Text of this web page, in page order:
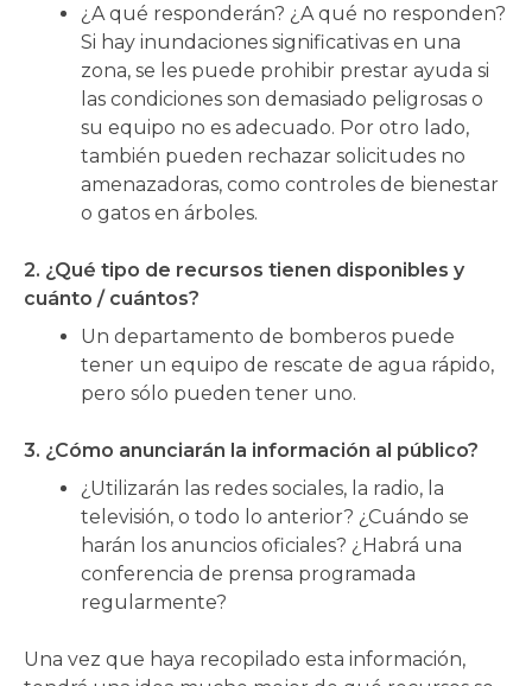
¿A qué responderán? ¿A qué no responden?
Si hay inundaciones significativas en una
zona, se les puede prohibir prestar ayuda si
las condiciones son demasiado peligrosas o
su equipo no es adecuado. Por otro lado,
también pueden rechazar solicitudes no
amenazadoras, como controles de bienestar
o gatos en árboles.
2. ¿Qué tipo de recursos tienen disponibles y
cuánto / cuántos?
Un departamento de bomberos puede
tener un equipo de rescate de agua rápido,
pero sólo pueden tener uno.
3. ¿Cómo anunciarán la información al público?
¿Utilizarán las redes sociales, la radio, la
televisión, o todo lo anterior? ¿Cuándo se
harán los anuncios oficiales? ¿Habrá una
conferencia de prensa programada
regularmente?
Una vez que haya recopilado esta información,